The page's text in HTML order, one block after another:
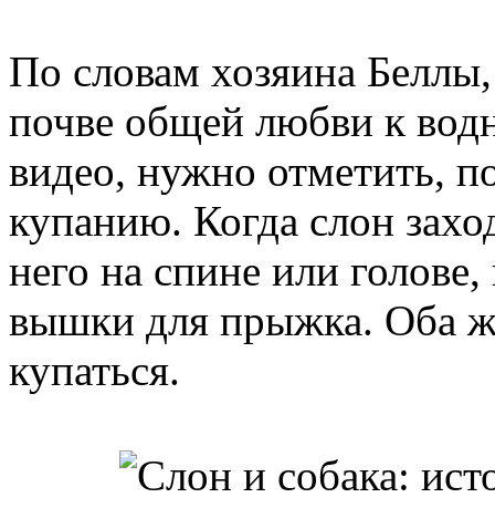
По словам хозяина
почве общей любви к
видео, нужно отметить,
купанию. Когда слон
него на спине или
вышки для прыжка. Оба
купаться.